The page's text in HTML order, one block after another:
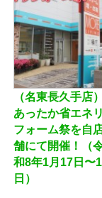
（名東長久手店）
あったか省エネリ
フォーム祭を自
舗にて開催！（
和8年1月17日〜
日）